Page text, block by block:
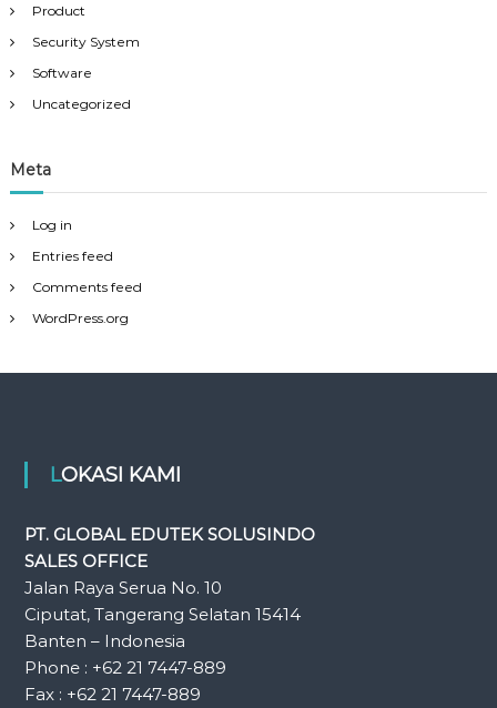
Product
Security System
Software
Uncategorized
Meta
Log in
Entries feed
Comments feed
WordPress.org
LOKASI KAMI
PT. GLOBAL EDUTEK SOLUSINDO
SALES OFFICE
Jalan Raya Serua No. 10
Ciputat, Tangerang Selatan 15414
Banten – Indonesia
Phone : +62 21 7447-889
Fax : +62 21 7447-889